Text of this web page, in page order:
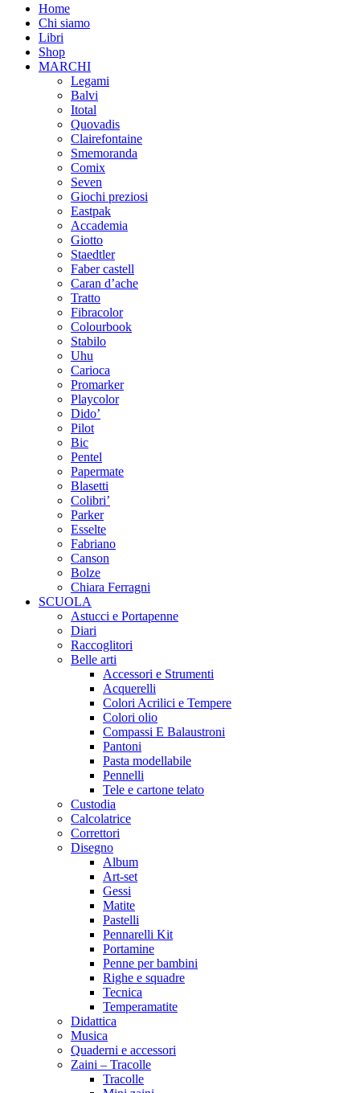
Home
Chi siamo
Libri
Shop
MARCHI
Legami
Balvi
Itotal
Quovadis
Clairefontaine
Smemoranda
Comix
Seven
Giochi preziosi
Eastpak
Accademia
Giotto
Staedtler
Faber castell
Caran d’ache
Tratto
Fibracolor
Colourbook
Stabilo
Uhu
Carioca
Promarker
Playcolor
Dido’
Pilot
Bic
Pentel
Papermate
Blasetti
Colibri’
Parker
Esselte
Fabriano
Canson
Bolze
Chiara Ferragni
SCUOLA
Astucci e Portapenne
Diari
Raccoglitori
Belle arti
Accessori e Strumenti
Acquerelli
Colori Acrilici e Tempere
Colori olio
Compassi E Balaustroni
Pantoni
Pasta modellabile
Pennelli
Tele e cartone telato
Custodia
Calcolatrice
Correttori
Disegno
Album
Art-set
Gessi
Matite
Pastelli
Pennarelli Kit
Portamine
Penne per bambini
Righe e squadre
Tecnica
Temperamatite
Didattica
Musica
Quaderni e accessori
Zaini – Tracolle
Tracolle